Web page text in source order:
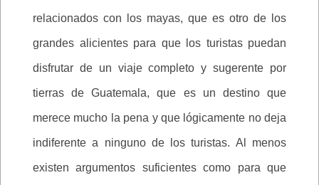
relacionados con los mayas, que es otro de los
grandes alicientes para que los turistas puedan
disfrutar de un viaje completo y sugerente por
tierras de Guatemala, que es un destino que
merece mucho la pena y que lógicamente no deja
indiferente a ninguno de los turistas. Al menos
existen argumentos suficientes como para que